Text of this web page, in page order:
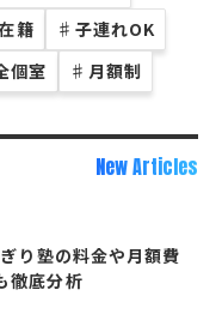
籍 ♯ 子連れOK
個室 ♯ 月額制
New Articles
り塾の料金や月額費
徹底分析